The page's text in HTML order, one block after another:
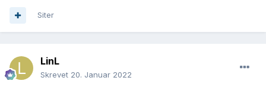
Siter
LinL
Skrevet 20. Januar 2022